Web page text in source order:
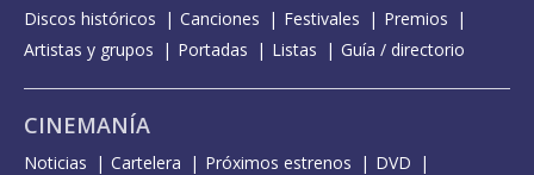
Discos históricos
Canciones Festivales
Premios
Artistas y grupos
Portadas Listas Guía / directorio
CINEMANÍA
Noticias Cartelera Próximos estrenos
DVD